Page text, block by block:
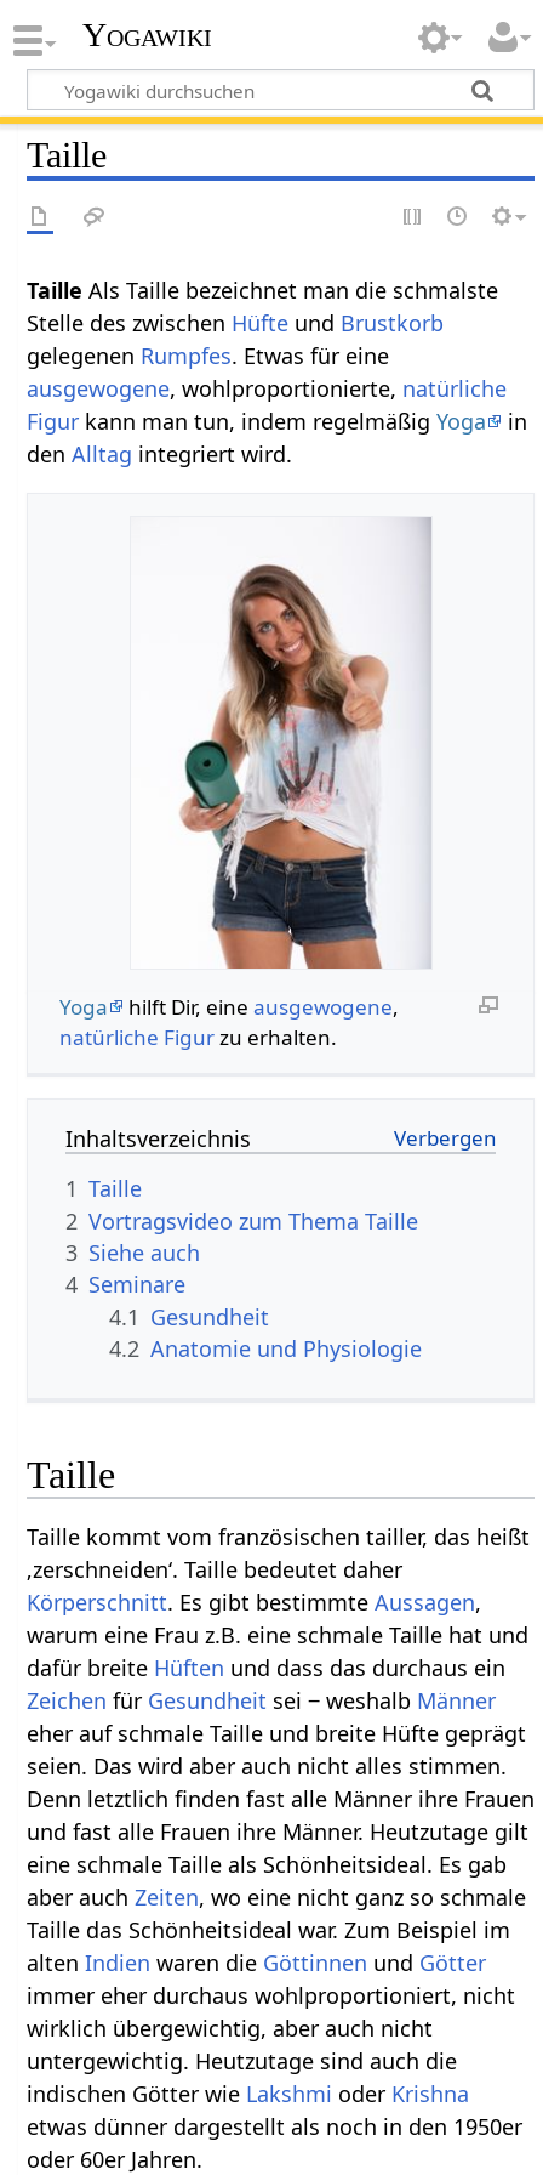
Yogawiki
Taille
TailleAls Taille bezeichnet man die schmalste
Stelle des zwischen Hüfte und Brustkorb
gelegenen Rumpfes. Etwas für eine
ausgewogene, wohlproportionierte, natürliche
Figur kann man tun, indem regelmäßigYoga
in
denAlltag integriert wird.
Yoga hilft Dir, eine ausgewogene,
natürliche Figurzu erhalten.
Inhaltsverzeichnis
1 Taille
2 Vortragsvideo zum Thema Taille
3 Siehe auch
4 Seminare
4.1 Gesundheit
4.2 Anatomie und Physiologie
Taille
Taille kommt vom französischen tailler, das heißt
‚zerschneiden‘. Taille bedeutet daher
Körperschnitt. Es gibt bestimmteAussagen,
warum eine Frau z.B. eine schmale Taille hat und
dafür breite Hüften und dass das durchaus ein
Zeichen für Gesundheit sei ‒ weshalb Männer
eher auf schmale Taille und breite Hüfte geprägt
seien. Das wird aber auch nicht alles stimmen.
Denn letztlich finden fast alle Männer ihre Frauen
und fast alle Frauen ihre Männer. Heutzutage gilt
eine schmale Taille als Schönheitsideal. Es gab
aber auchZeiten, wo eine nicht ganz so schmale
Taille das Schönheitsideal war. Zum Beispiel im
altenIndien waren die Göttinnen und Götter
immer eher durchaus wohlproportioniert, nicht
wirklich übergewichtig, aber auch nicht
untergewichtig. Heutzutage sind auch die
indischen Götter wie Lakshmi oder Krishna
etwas dünner dargestellt als noch in den 1950er
oder 60er Jahren.